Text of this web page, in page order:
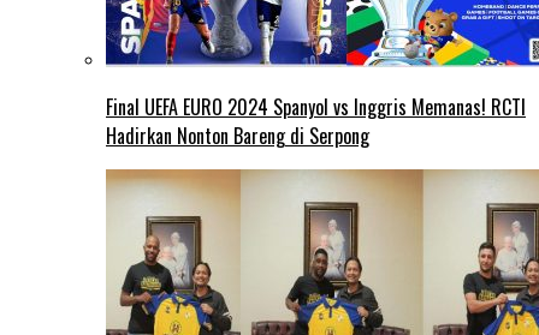
Final UEFA EURO 2024 Spanyol vs Inggris Memanas! RCTI
Hadirkan Nonton Bareng di Serpong